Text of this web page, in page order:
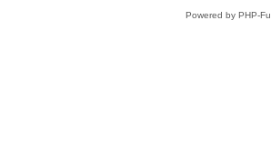
Powered by PHP-